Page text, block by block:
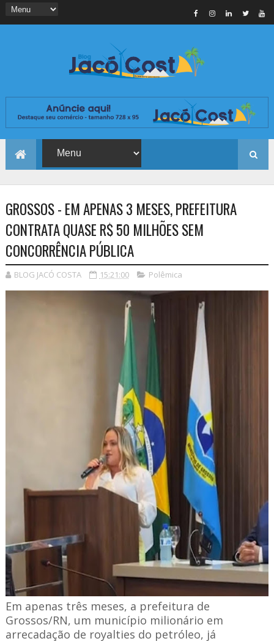
GROSSOS - EM APENAS 3 MESES, PREFEITURA
CONTRATA QUASE R$ 50 MILHÕES SEM
CONCORRÊNCIA PÚBLICA
BLOG JACÓ COSTA 15:21:00 Polêmica
Em apenas três meses, a prefeitura de
Grossos/RN, um município milionário em
arrecadação de royalties do petróleo, já